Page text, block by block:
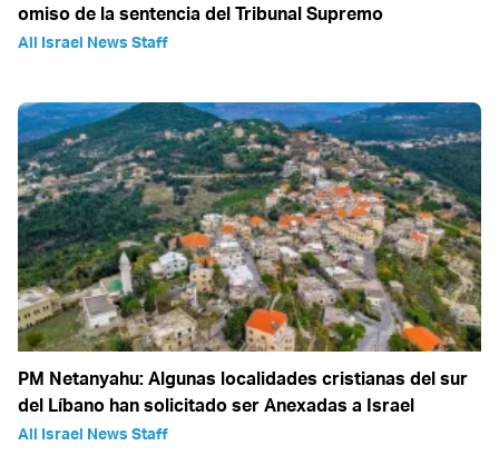
omiso de la sentencia del Tribunal Supremo
All Israel News Staff
PM Netanyahu: Algunas localidades cristianas del sur
del Líbano han solicitado ser Anexadas a Israel
All Israel News Staff